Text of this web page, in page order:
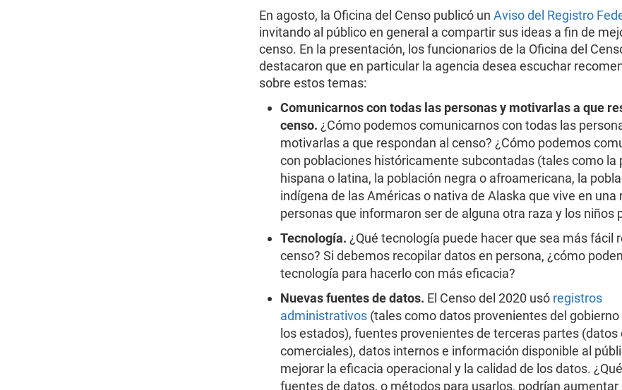
En agosto, la Oficina del Censo publicó un Aviso del Registro
invitando al público en general a compartir sus ideas a fin de
censo. En la presentación, los funcionarios de la Oficina del
destacaron que en particular la agencia desea escuchar
sobre estos temas:
Comunicarnos con todas las personas y motivarlas a que
censo. ¿Cómo podemos comunicarnos con todas las
motivarlas a que respondan al censo? ¿Cómo podemos
con poblaciones históricamente subcontadas (tales como la
hispana o latina, la población negra o afroamericana, la
indígena de las Américas o nativa de Alaska que vive en una
personas que informaron ser de alguna otra raza y los niños
Tecnología. ¿Qué tecnología puede hacer que sea más fácil
censo? Si debemos recopilar datos en persona, ¿cómo
tecnología para hacerlo con más eficacia?
Nuevas fuentes de datos. El Censo del 2020 usó registros
administrativos (tales como datos provenientes del gobierno
los estados), fuentes provenientes de terceras partes
comerciales), datos internos e información disponible al
mejorar la eficacia operacional y la calidad de los datos.
fuentes de datos, o métodos para usarlos, podrían aumentar